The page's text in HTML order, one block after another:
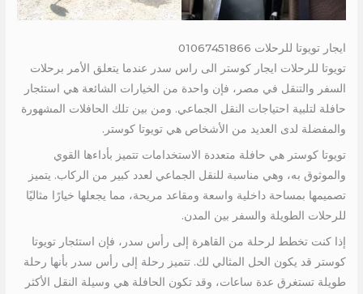
ايجار تويوتا للرحلات 01067451866
تويوتا للرحلات ايجار كوستر الى راس سدر عندما يتعلق الأمر برحلات
السفر والتنقل في مصر، فإن واحدة من الخيارات الشائعة هي استئجار
حافلة لتلبية احتياجات النقل الجماعي. ومن بين تلك الحافلات المشهورة
والمفضلة لدى العديد من الأشخاص هي تويوتا كوستر.
تويوتا كوستر هي حافلة متعددة الاستخدامات تتميز بأداءها القوي
والموثوق به، وهي مناسبة للنقل الجماعي لعدد كبير من الركاب. يتميز
تصميمها بمساحة داخلية واسعة ومقاعد مريحة، مما يجعلها خيارًا مثاليًا
للرحلات الطويلة والسفر بين المدن.
إذا كنت تخطط لرحلة من القاهرة إلى رأس سدر، فإن استئجار تويوتا
كوستر قد يكون الحل المثالي لك. تتميز رحلة إلى رأس سدر بأنها رحلة
طويلة تستغرق عدة ساعات، وقد تكون الحافلة هي وسيلة النقل الأكثر